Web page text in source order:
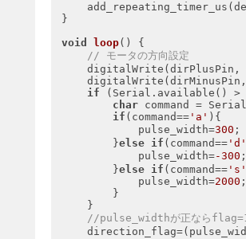
}
void
loop()
{
// モータの方向設定
digitalWrite(dirPlusPin,
if (Serial.available() >
char command =
if (command== 'a' ){
            pulse_width=
300
        }
else if (command== 'd'
            pulse_width=
-300
        }
else if (command== 's'
            pulse_width=
2000
        }
    }
//pulse_widthが正ならflag=1